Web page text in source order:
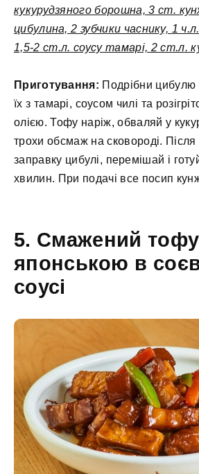
кукурудзяного борошна, 3 ст.
цибулина, 2 зубчики часнику, 1
1,5-2 ст.л. соусу тамарі, 2 ст.л.
Приготування: Подрібни цибулю
їх з тамарі, соусом чилі та
олією. Тофу наріж, обваляй у
трохи обсмаж на сковороді. Після
заправку цибулі, перемішай і
хвилин. При подачі все посип
5. Смажений тофу
японською в
соусі